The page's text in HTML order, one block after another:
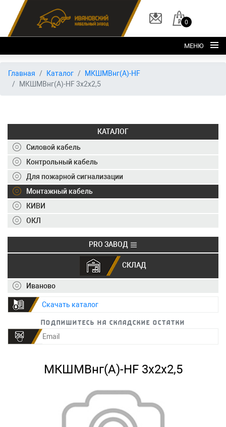
0
МЕНЮ
Главная
Склад
ОКЛ
Вакансии
Контакты
+7 (495) 150-40-20
info@ivkz.ru
Главная Каталог
МКШМВнг(А)-HF
МКШМВнг(А)-HF 3х2х2,5
КАТАЛОГ
Силовой кабель
Контрольный кабель
Для пожарной сигнализации
Монтажный кабель
КИВИ
ОКЛ
PRO ЗАВОД
СКЛАД
Иваново
Скачать каталог
Подпишитесь на складские остатки
МКШМВнг(А)-HF 3х2х2,5